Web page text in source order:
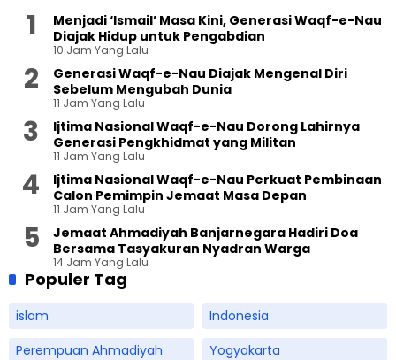
Menjadi ‘Ismail’ Masa Kini, Generasi Waqf-e-Nau
Diajak Hidup untuk Pengabdian
10 Jam Yang Lalu
Generasi Waqf-e-Nau Diajak Mengenal Diri
Sebelum Mengubah Dunia
11 Jam Yang Lalu
Ijtima Nasional Waqf-e-Nau Dorong Lahirnya
Generasi Pengkhidmat yang Militan
11 Jam Yang Lalu
Ijtima Nasional Waqf-e-Nau Perkuat Pembinaan
Calon Pemimpin Jemaat Masa Depan
11 Jam Yang Lalu
Jemaat Ahmadiyah Banjarnegara Hadiri Doa
Bersama Tasyakuran Nyadran Warga
14 Jam Yang Lalu
Populer Tag
islam
Indonesia
Perempuan Ahmadiyah
Yogyakarta